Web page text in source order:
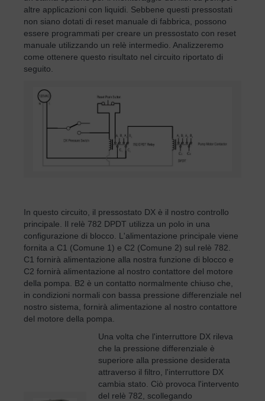
altre applicazioni con liquidi. Sebbene questi pressostati
non siano dotati di reset manuale di fabbrica, possono
essere programmati per creare un pressostato con reset
manuale utilizzando un relè intermedio. Analizzeremo
come ottenere questo risultato nel circuito riportato di
seguito.
In questo circuito, il pressostato DX è il nostro controllo
principale. Il relè 782 DPDT utilizza un polo in una
configurazione di blocco. L'alimentazione principale viene
fornita a C1 (Comune 1) e C2 (Comune 2) sul relè 782.
C1 fornirà alimentazione alla nostra funzione di blocco e
C2 fornirà alimentazione al nostro contattore del motore
della pompa. B2 è un contatto normalmente chiuso che,
in condizioni normali con bassa pressione differenziale nel
nostro sistema, fornirà alimentazione al nostro contattore
del motore della pompa.
Una volta che l'interruttore DX rileva
che la pressione differenziale è
superiore alla pressione desiderata
attraverso il filtro, l'interruttore DX
cambia stato. Ciò provoca l'intervento
del relè 782, scollegando